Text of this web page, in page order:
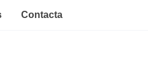
Contacta